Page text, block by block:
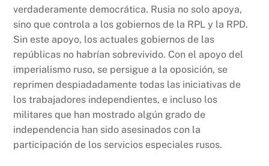
verdaderamente democrática. Rusia no solo apoya,
sino que controla a los gobiernos de la RPL y la RPD.
Sin este apoyo, los actuales gobiernos de las
repúblicas no habrían sobrevivido. Con el apoyo del
imperialismo ruso, se persigue a la oposición, se
reprimen despiadadamente todas las iniciativas de
los trabajadores independientes, e incluso los
militares que han mostrado algún grado de
independencia han sido asesinados con la
participación de los servicios especiales rusos.